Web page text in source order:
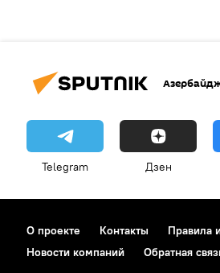
Telegram Дзен
О проекте Контакты Правила
Новости компаний
Обратная